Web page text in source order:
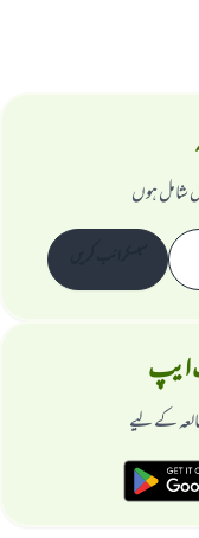
شامل ہوں
ایپ
کے لیے